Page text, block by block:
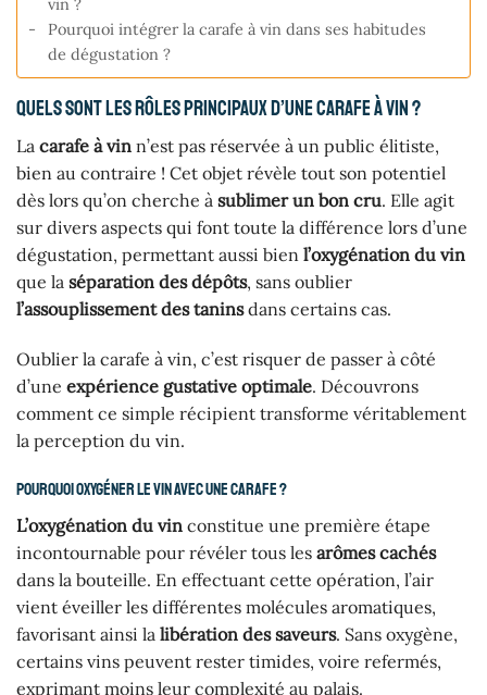
Pourquoi intégrer la carafe à vin dans ses habitudes
de dégustation ?
Quels sont les rôles principaux d’une carafe à vin ?
La carafe à vin n’est pas réservée à un public élitiste,
bien au contraire ! Cet objet révèle tout son potentiel
dès lors qu’on cherche à sublimer un bon cru. Elle agit
sur divers aspects qui font toute la différence lors d’une
dégustation, permettant aussi bien l’oxygénation du vin
que la séparation des dépôts, sans oublier
l’assouplissement des taninsdans certains cas.
Oublier la carafe à vin, c’est risquer de passer à côté
d’une expérience gustative optimale. Découvrons
comment ce simple récipient transforme véritablement
la perception du vin.
Pourquoi oxygéner le vin avec une carafe ?
L’oxygénation du vin constitue une première étape
incontournable pour révéler tous les arômes cachés
dans la bouteille. En effectuant cette opération, l’air
vient éveiller les différentes molécules aromatiques,
favorisant ainsi la libération des saveurs. Sans oxygène,
certains vins peuvent rester timides, voire refermés,
exprimant moins leur complexité au palais.